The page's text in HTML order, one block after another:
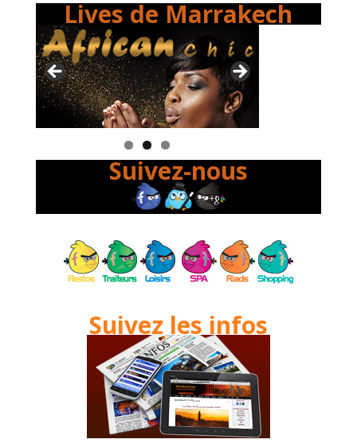
Lives de Marrakech
Suivez-nous
Suivez les infos